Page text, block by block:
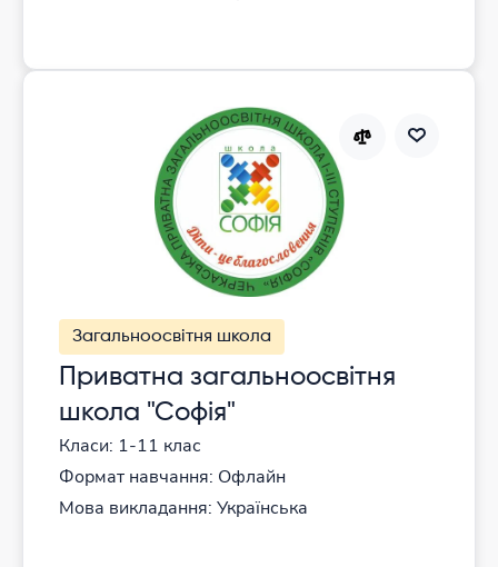
Загальноосвітня школа
Приватна загальноосвітня
школа "Софія"
Класи: 1-11 клас
Формат навчання: Офлайн
Мова викладання: Українська